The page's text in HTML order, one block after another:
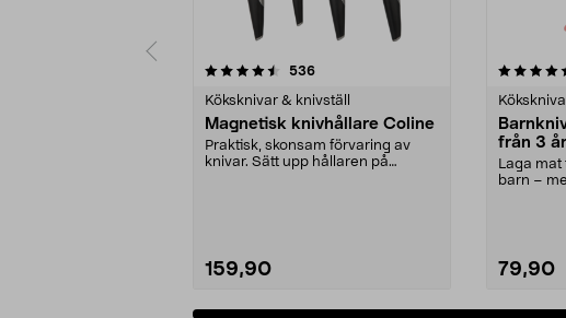
536recensioner
Köksknivar & knivställ
Magnetisk knivhållare Coline
Praktisk, skonsam förvaring av
knivar. Sätt upp hållaren på
159,90
4.5 av 5 stjärnor
från 3 år
Laga
barn –
79,90